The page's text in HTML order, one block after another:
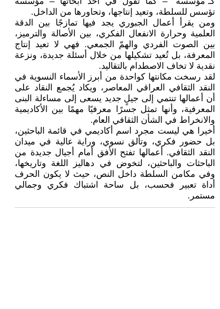
تؤسس للسلطة، وتعيد إنتاجها، وتحاورها من الداخل.
ومن يقرأ أعمال الجبوري يجد فيها تمازجًا بين الدقة
العلمية وحرارة الانفعال الفكري، بين الأصالة والترميز،
بين الصوت الفردي والهمّ الجمعي. فهي لا تعيد إنتاج
المعرفة، بل تُعيد تشكيلها من خلال أسئلة جديدة، ونزعة
نقدية لا تخاف الاصطدام بالتقاليد.
لقد رسخت مكانتها كواحدة من أبرز الأسماء النسوية في
النقد الثقافي العراقي المعاصر، ويكاد يُجمع النقاد على
أن أعمالها تنتمي إلى جيلٍ جديد يسعى إلى مساءلة البنى
المعرفية، وأنها تمثل جسرًا معرفيًا مهمًا بين الأكاديمية
والانخراط في الشأن الثقافي العام.
أخيرا هي ليست مجرد اسم أكاديمي في قائمة الباحثين،
بل حضور فكري، وتألق نسوي، وراية عالية في ميدان
النقد الثقافي. أعمالها تفتح الأفق أمام أجيال جديدة من
الباحثات والباحثين، لتخوض في دهاليز اللغة وتاريخها،
وفي مكامن السلطة داخل النص، حيث لا يكون الحرف
أداة تعبير فحسب، بل ساحة اشتباك فكري وجمالي
مستمر.